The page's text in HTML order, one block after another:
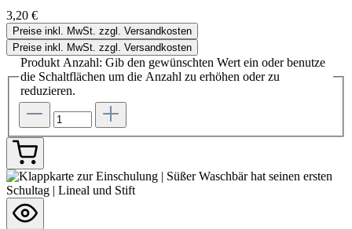
3,20 €
Preise inkl. MwSt. zzgl. Versandkosten
Preise inkl. MwSt. zzgl. Versandkosten
Produkt Anzahl: Gib den gewünschten Wert ein oder benutze
die Schaltflächen um die Anzahl zu erhöhen oder zu
reduzieren.